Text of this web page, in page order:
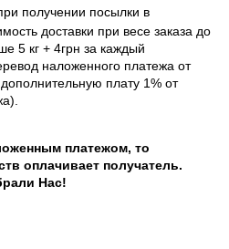
получении посылки в
доставки при весе заказа до
5 кг + 4грн за каждый
наложенного платежа от
плату 1% от
платежом, то
оплачивает получатель.
Нас!